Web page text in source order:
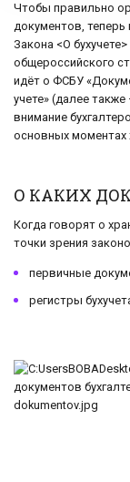
Чтобы правильно
документов,
Закона <О
общероссийского
идёт о ФСБУ
учете» (далее
внимание
основных моментах
О КАКИХ
Когда говорят о
точки зрения
первичные
регистры